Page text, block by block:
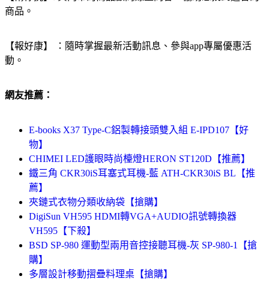
商品。
【報好康】 ：隨時掌握最新活動訊息、參與app專屬優惠活
動。
網友推薦：
E-books X37 Type-C鋁製轉接頭雙入組 E-IPD107【好
物】
CHIMEI LED護眼時尚檯燈HERON ST120D【推薦】
鐵三角 CKR30iS耳塞式耳機-藍 ATH-CKR30iS BL【推
薦】
夾鏈式衣物分類收納袋【搶購】
DigiSun VH595 HDMI轉VGA+AUDIO訊號轉換器
VH595【下殺】
BSD SP-980 運動型兩用音控接聽耳機-灰 SP-980-1【搶
購】
多層設計移動摺疊料理桌【搶購】